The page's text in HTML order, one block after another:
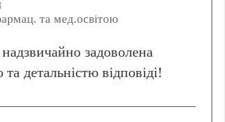
та мед.освітою
задоволена
детальністю відповіді!